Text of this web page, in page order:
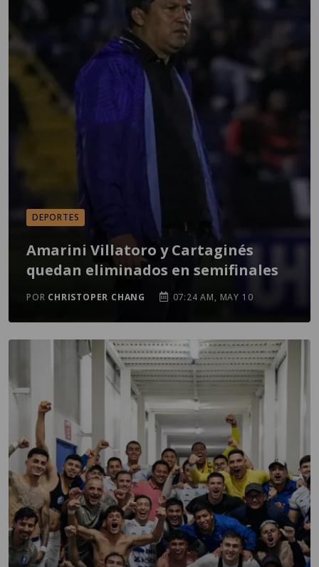
DEPORTES
Amarini Villatoro y Cartaginés
quedan eliminados en semifinales
POR CHRISTOPER CHANG 07:24 AM, MAY 10